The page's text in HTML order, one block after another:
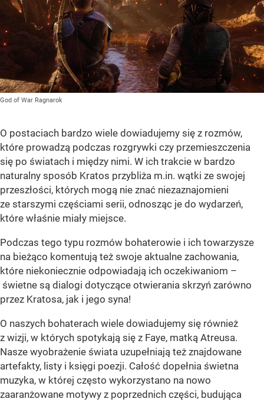
God of War Ragnarok
O postaciach bardzo wiele dowiadujemy się z rozmów,
które prowadzą podczas rozgrywki czy przemieszczenia
się po światach i między nimi. W ich trakcie w bardzo
naturalny sposób Kratos przybliża m.in. wątki ze swojej
przeszłości, których mogą nie znać niezaznajomieni
ze starszymi częściami serii, odnosząc je do wydarzeń,
które właśnie miały miejsce.
Podczas tego typu rozmów bohaterowie i ich towarzysze
na bieżąco komentują też swoje aktualne zachowania,
które niekoniecznie odpowiadają ich oczekiwaniom –
świetne są dialogi dotyczące otwierania skrzyń zarówno
przez Kratosa, jak i jego syna!
O naszych bohaterach wiele dowiadujemy się również
z wizji, w których spotykają się z Faye, matką Atreusa.
Nasze wyobrażenie świata uzupełniają też znajdowane
artefakty, listy i księgi poezji. Całość dopełnia świetna
muzyka, w której często wykorzystano na nowo
zaaranżowane motywy z poprzednich części, budująca